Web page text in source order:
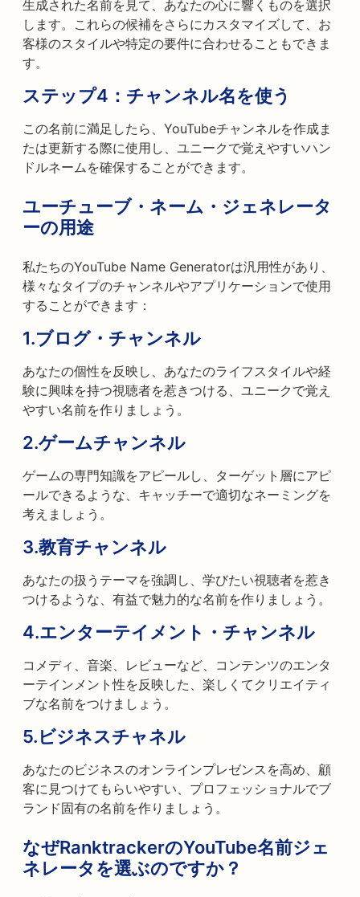
生成された名前を見て、あなたの心に響くものを選択
します。これらの候補をさらにカスタマイズして、お
客様のスタイルや特定の要件に合わせることもできま
す。
ステップ4：チャンネル名を使う
この名前に満足したら、YouTubeチャンネルを作成ま
たは更新する際に使用し、ユニークで覚えやすいハン
ドルネームを確保することができます。
ユーチューブ・ネーム・ジェネレータ
ーの用途
私たちのYouTube Name Generatorは汎用性があり、
様々なタイプのチャンネルやアプリケーションで使用
することができます：
1.ブログ・チャンネル
あなたの個性を反映し、あなたのライフスタイルや経
験に興味を持つ視聴者を惹きつける、ユニークで覚え
やすい名前を作りましょう。
2.ゲームチャンネル
ゲームの専門知識をアピールし、ターゲット層にアピ
ールできるような、キャッチーで適切なネーミングを
考えましょう。
3.教育チャンネル
あなたの扱うテーマを強調し、学びたい視聴者を惹き
つけるような、有益で魅力的な名前を作りましょう。
4.エンターテイメント・チャンネル
コメディ、音楽、レビューなど、コンテンツのエンタ
ーテインメント性を反映した、楽しくてクリエイティ
ブな名前をつけましょう。
5.ビジネスチャネル
あなたのビジネスのオンラインプレゼンスを高め、顧
客に見つけてもらいやすい、プロフェッショナルでブ
ランド固有の名前を作りましょう。
なぜRanktrackerのYouTube名前ジェ
ネレータを選ぶのですか？